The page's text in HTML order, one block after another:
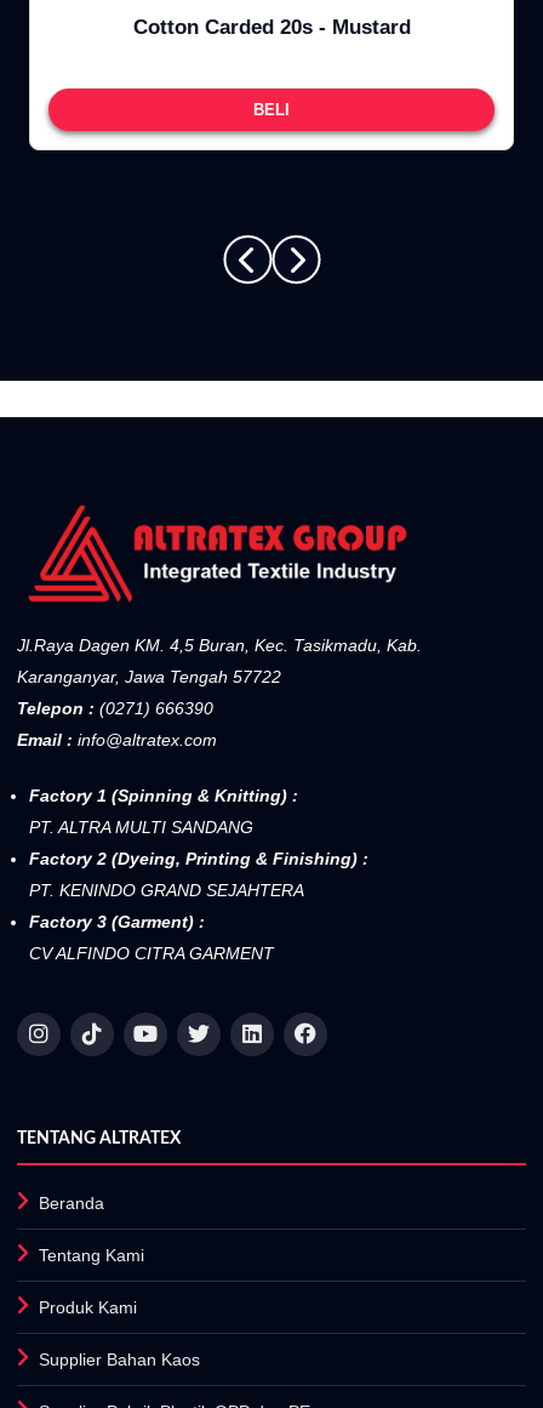
Cotton Carded 20s - Mustard
BELI
Jl.Raya Dagen KM. 4,5 Buran, Kec. Tasikmadu, Kab.
Karanganyar, Jawa Tengah 57722
Telepon : (0271) 666390
Email : info@altratex.com
Factory 1 (Spinning & Knitting) :
PT. ALTRA MULTI SANDANG
Factory 2 (Dyeing, Printing & Finishing) :
PT. KENINDO GRAND SEJAHTERA
Factory 3 (Garment) :
CV ALFINDO CITRA GARMENT
TENTANG ALTRATEX
Beranda
Tentang Kami
Produk Kami
Supplier Bahan Kaos